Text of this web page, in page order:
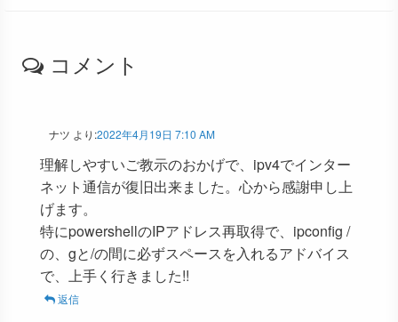
コメント
ナツ より:2022年4月19日 7:10 AM
理解しやすいご教示のおかげで、ipv4でインター
ネット通信が復旧出来ました。心から感謝申し上
げます。
特にpowershellのIPアドレス再取得で、ipconfig /
の、gと/の間に必ずスペースを入れるアドバイス
で、上手く行きました!!
返信